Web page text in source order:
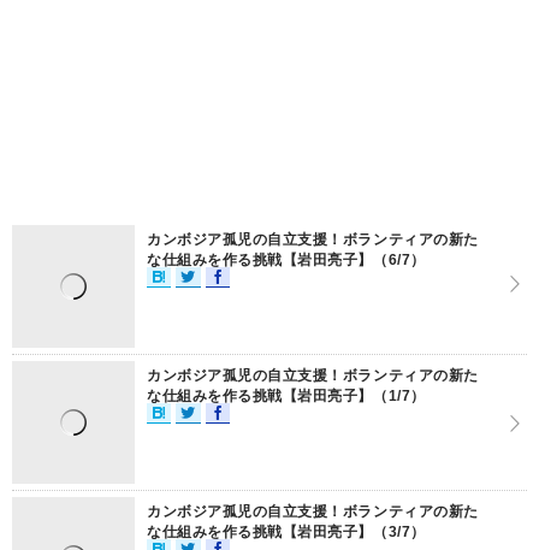
カンボジア孤児の自立支援！ボランティアの新た
な仕組みを作る挑戦【岩田亮子】（6/7）
カンボジア孤児の自立支援！ボランティアの新た
な仕組みを作る挑戦【岩田亮子】（1/7）
カンボジア孤児の自立支援！ボランティアの新た
な仕組みを作る挑戦【岩田亮子】（3/7）